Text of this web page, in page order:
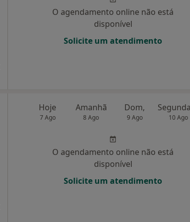
O agendamento online não está
disponível
Solicite um atendimento
Hoje
7 Ago
Amanhã
8 Ago
Dom,
9 Ago 10 Ago
O agendamento online não está
disponível
Solicite um atendimento